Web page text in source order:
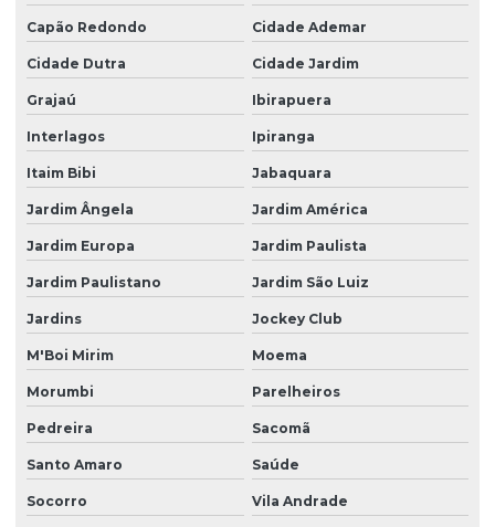
Regulagem De Bomba Diesel Em Sp
Regulagem De Bomba Diesel São Paulo
Regulagem De Injetores Common Rail Em Sp
Regulagem De Injetores Diesel Profissional
Reparação De Bomba Diesel Na Região De Sp
Reparo Completo De Bomba De Alta Pressão
Reparo De Bomba De Alta Pressão Em São Paulo
Reparo De Bomba De Alta Pressão Na Capital Sp
Reparo De Bomba De Alta Pressão Para Caminhões
Reparo De Bomba De Injeção Em São Paulo
Reparo De Bomba De Pressão
Capão Redondo Cidade Ademar
Cidade Dutra Cidade Jardim
Grajaú Ibirapuera
Interlagos Ipiranga
Itaim Bibi Jabaquara
Jardim Ângela Jardim América
Jardim Europa Jardim Paulista
Jardim Paulistano Jardim São Luiz
Jardins Jockey Club
M'Boi Mirim Moema
Morumbi Parelheiros
Pedreira Sacomã
Santo Amaro Saúde
Socorro Vila Andrade